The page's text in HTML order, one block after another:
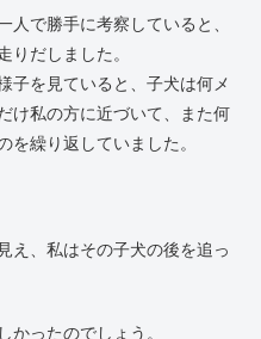
人で勝手に考察していると、
りだしました。
子を見ていると、子犬は何メ
け私の方に近づいて、また何
を繰り返していました。
え、私はその子犬の後を追っ
かったのでしょう。